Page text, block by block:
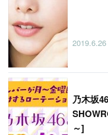
2019.6.26
乃木坂
～]